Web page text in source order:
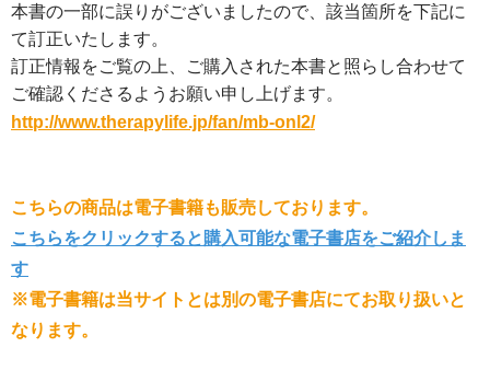
本書の一部に誤りがございましたので、該当箇所を下記に
て訂正いたします。
訂正情報をご覧の上、ご購入された本書と照らし合わせて
ご確認くださるようお願い申し上げます。
http://www.therapylife.jp/fan/mb-onl2/
こちらの商品は電子書籍も販売しております。
こちらをクリックすると購入可能な電子書店をご紹介しま
す
※電子書籍は当サイトとは別の電子書店にてお取り扱いと
なります。